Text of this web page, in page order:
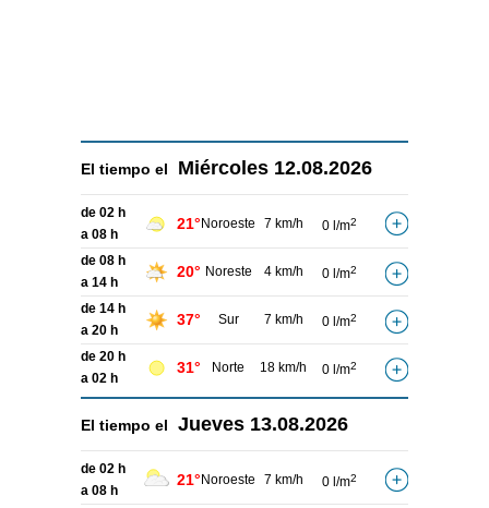
El tiempo el Miércoles 12.08.2026
de 02 h
a 08 h
21° Noroeste 7 km/h 0 l/m2
de 08 h
a 14 h
20° Noreste 4 km/h 0 l/m2
de 14 h
a 20 h
37° Sur 7 km/h 0 l/m2
de 20 h
a 02 h
31° Norte 18 km/h 0 l/m2
El tiempo el Jueves 13.08.2026
de 02 h
a 08 h
21° Noroeste 7 km/h 0 l/m2